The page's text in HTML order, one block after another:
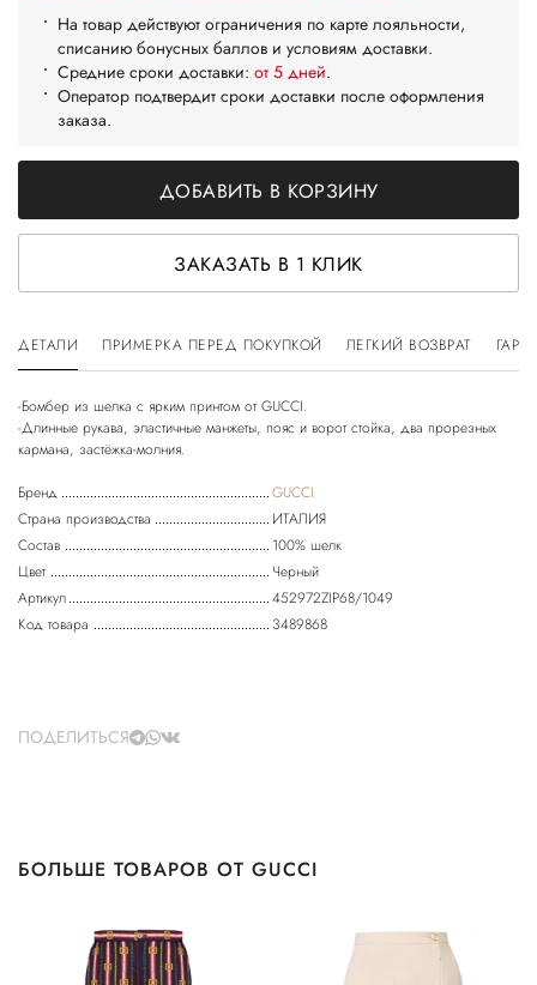
На товар действуют ограничения по карте лояльности,
списанию бонусных баллов и условиям доставки.
Средние сроки доставки: от 5 дней.
Оператор подтвердит сроки доставки после оформления
заказа.
ДОБАВИТЬ В КОРЗИНУ
ЗАКАЗАТЬ В 1 КЛИК
ДЕТАЛИ ПРИМЕРКА ПЕРЕД ПОКУПКОЙ ЛЕГКИЙ ВОЗВРАТ
-Бомбер из шелка с ярким принтом от GUCCI.
-Длинные рукава, эластичные манжеты, пояс и ворот стойка, два прорезных
Бренд
GUCCI
Страна производства
ИТАЛИЯ
Состав
100% шелк
Цвет
Черный
Артикул
452972ZIP68/1049
Код товара
3489868
ПОДЕЛИТЬСЯ
БОЛЬШЕ ТОВАРОВ ОТ GUCCI